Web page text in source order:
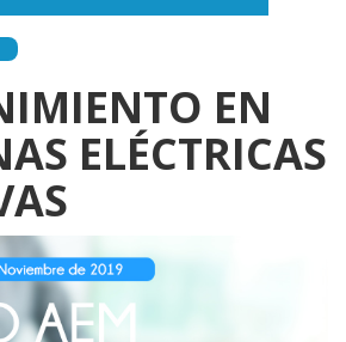
EN
ELÉCTRICAS